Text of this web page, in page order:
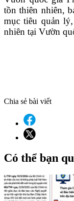
tồn thiên nhiên,
mục tiêu quản
nhiên tại Vườn
Chia sẻ bài viết
Có thể bạn